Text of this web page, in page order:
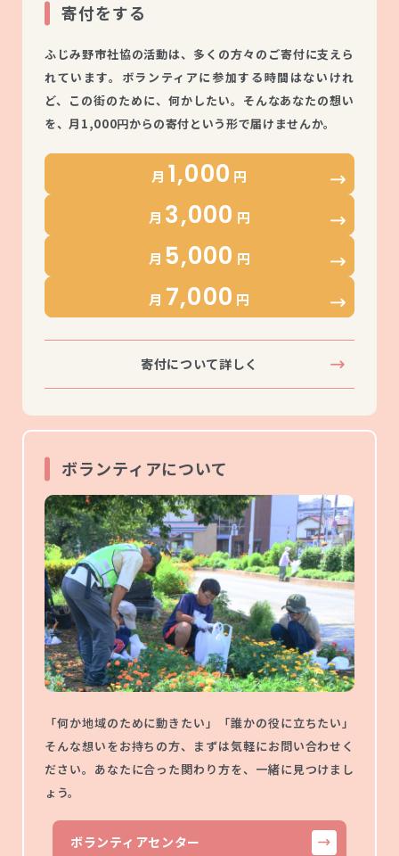
寄付をする
ふじみ野市社協の活動は、多くの方々のご寄付に支えら
れています。ボランティアに参加する時間はないけれ
ど、この街のために、何かしたい。そんなあなたの想い
を、月1,000円からの寄付という形で届けませんか。
月 1,000 円
月 3,000 円
月 5,000 円
月 7,000 円
寄付について詳しく
「何か地域のために動きたい」「誰かの役に立ちたい」
そんな想いをお持ちの方、まずは気軽にお問い合わせく
ださい。あなたに合った関わり方を、一緒に見つけまし
ょう。
ボランティアセンター
ボランティアについて